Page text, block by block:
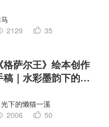
2129
35
格萨尔王》绘本创作
稿｜水彩墨韵下的史
光下的懒猫一溪
2006
50